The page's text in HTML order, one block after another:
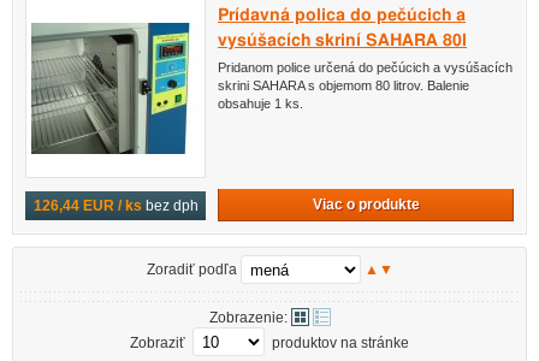
126,44 EUR / ks bez dph
Prídavná polica do pečúcich a
vysúšacích skriní SAHARA 80l
Pridanom police určená do pečúcich a vysúšacích
skrini SAHARA s objemom 80 litrov. Balenie
obsahuje 1 ks.
Viac o produkte
Zoradiť podľa ▲ ▼
Zobrazenie:
Zobraziť
produktov na stránke